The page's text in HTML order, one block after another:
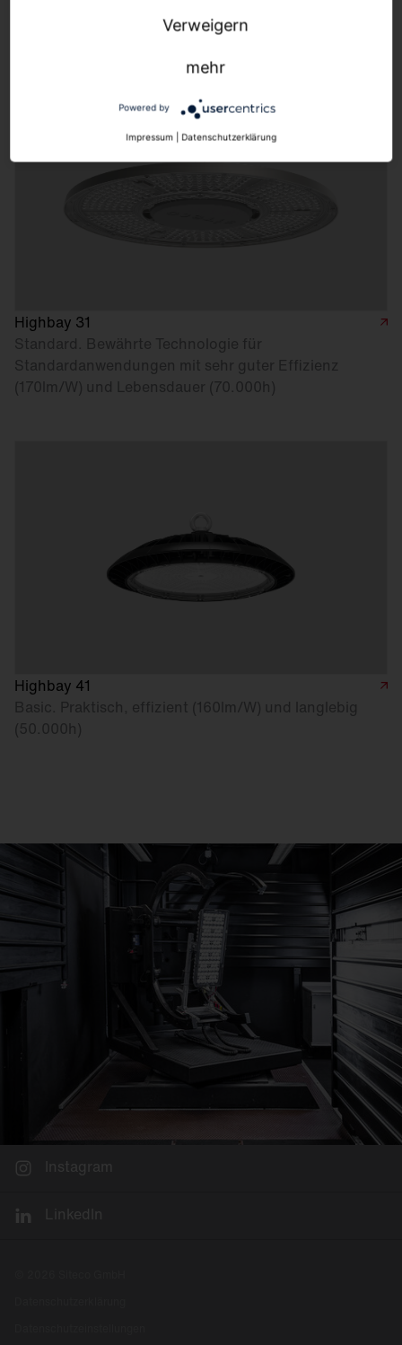
und Lebensdauer (75.000h)
Highbay 31
Standard. Bewährte Technologie für
Standardanwendungen mit sehr guter Effizienz
(170lm/W) und Lebensdauer (70.000h)
Highbay 41
Basic. Praktisch, effizient (160lm/W) und langlebig
(50.000h)
Instagram
LinkedIn
Verweigern
mehr
Powered by
Impressum | Datenschutzerklärung